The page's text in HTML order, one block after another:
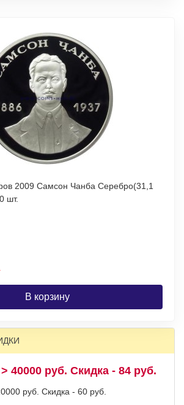
Серебро(31,1
шт.
В корзину
40000 руб. Скидка - 84 руб.
руб. Скидка - 60 руб.